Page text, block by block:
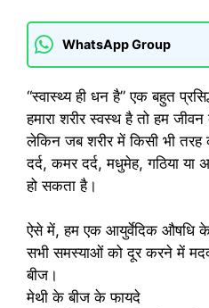
WhatsApp Group
“स्वास्थ्य ही धन है” एक बहुत
हमारा शरीर स्वस्थ है तो हम
लेकिन जब शरीर में किसी भी तरह
दर्द, कमर दर्द, मधुमेह, गठिया या
हो सकता है।
ऐसे में, हम एक आयुर्वेदिक औषधि
सभी समस्याओं को दूर करने में
बीज।
मेथी के बीज के फायदे